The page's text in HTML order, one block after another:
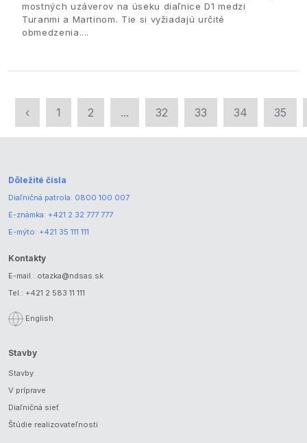
mostných uzáverov na úseku diaľnice D1 medzi
Turanmi a Martinom. Tie si vyžiadajú určité
obmedzenia.
‹ 1 2 ... 32 33 34 35
Dôležité čísla
Diaľničná patrola: 0800 100 007
E-známka: +421 2 32 777 777
E-mýto: +421 35 111 111
Kontakty
E-mail.: otazka@ndsas.sk
Tel.: +421 2 583 11 111
English
Stavby
Stavby
V príprave
Diaľničná sieť
Štúdie realizovateľnosti